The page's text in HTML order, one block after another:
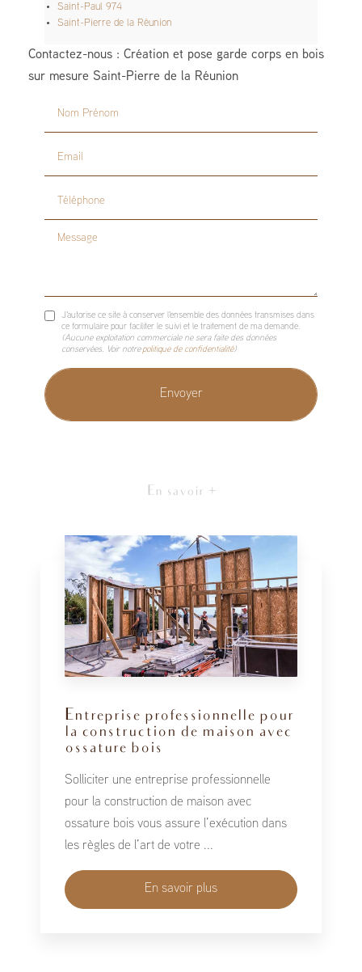
Saint-Paul 974
Saint-Pierre de la Réunion
Contactez-nous : Création et pose garde corps en bois
sur mesure Saint-Pierre de la Réunion
Nom Prénom
Email
Téléphone
Message
J'autorise ce site à conserver l'ensemble des données transmises dans
ce formulaire pour faciliter le suivi et le traitement de ma demande.
(Aucune exploitation commerciale ne sera faite des données
conservées. Voir notre politique de confidentialité)
En savoir +
Entreprise professionnelle pour
la construction de maison avec
ossature bois
Solliciter une entreprise professionnelle
pour la construction de maison avec
ossature bois vous assure l’exécution dans
les règles de l’art de votre ...
En savoir plus